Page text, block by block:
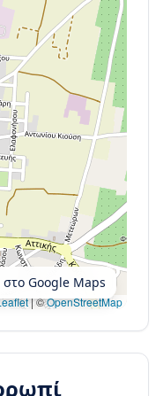
|©OpenStreetMap
στο Google Maps